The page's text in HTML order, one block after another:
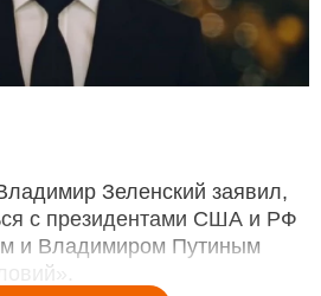
Зеленский заявил,
с президентами США и РФ
и Владимиром Путиным